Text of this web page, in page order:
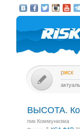
риск
ВЫСОТА.
пик Коммунизма